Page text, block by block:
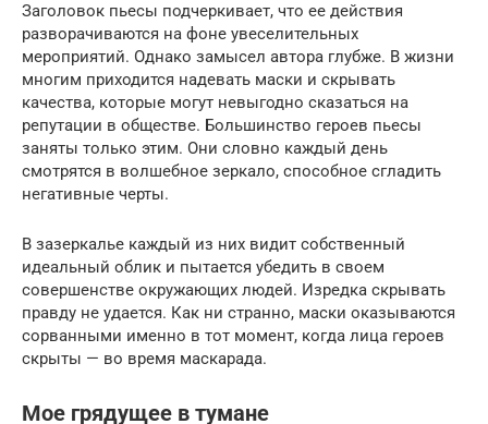
Заголовок пьесы подчеркивает, что ее действия
разворачиваются на фоне увеселительных
мероприятий. Однако замысел автора глубже. В жизни
многим приходится надевать маски и скрывать
качества, которые могут невыгодно сказаться на
репутации в обществе. Большинство героев пьесы
заняты только этим. Они словно каждый день
смотрятся в волшебное зеркало, способное сгладить
негативные черты.
В зазеркалье каждый из них видит собственный
идеальный облик и пытается убедить в своем
совершенстве окружающих людей. Изредка скрывать
правду не удается. Как ни странно, маски оказываются
сорванными именно в тот момент, когда лица героев
скрыты — во время маскарада.
Мое грядущее в тумане